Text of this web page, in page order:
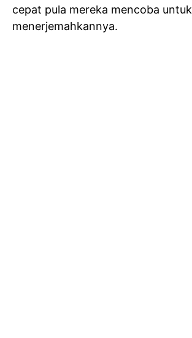
cepat pula mereka mencoba untuk
menerjemahkannya.